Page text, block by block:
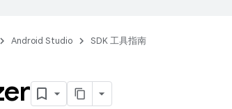
Android Studio SDK 工具指南